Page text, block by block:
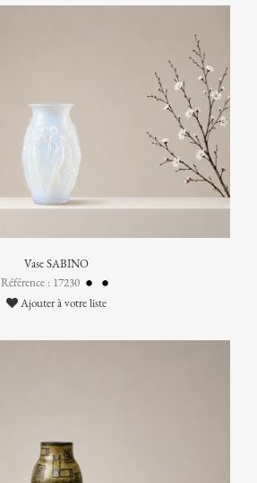
Vase SABINO
Référence : 17230
Ajouter à votre liste